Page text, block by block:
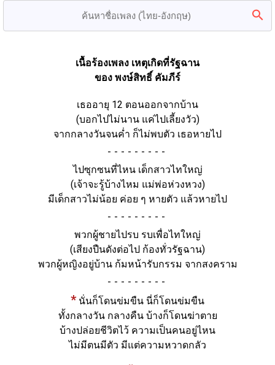
เนื้อร้องเพลง เหตุเกิดที่รัฐฉาน
ของ พงษ์สิทธิ์ คัมภีร์
เธออายุ 12 ตอนออกจากบ้าน
(บอกไปไม่นาน แค่ไปเลี้ยงวัว)
จากกลางวันจนค่ำ ก็ไม่พบตัว เธอหายไป
-
ไปซุกซนที่ไหน เด็กสาวไทใหญ่
(เจ้าจะรู้บ้างไหม แม่พ่อห่วงหวง)
มีเด็กสาวไม่น้อย ค่อย ๆ หายตัว แล้วหายไป
-
พวกผู้ชายไปรบ รบเพื่อไทใหญ่
(เสียงปืนดังต่อไป ก้องทั่วรัฐฉาน)
พวกผู้หญิงอยู่บ้าน ก้มหน้ารับกรรม จากสงคราม
-
* นั่นก็โดนข่มขืน นี่ก็โดนข่มขืน
ทั้งกลางวัน กลางคืน บ้างก็โดนฆ่าตาย
บ้างปล่อยชีวิตไว้ ความเป็นคนอยู่ไหน
ไม่มีตนมีตัว มีแต่ความหวาดกลัว